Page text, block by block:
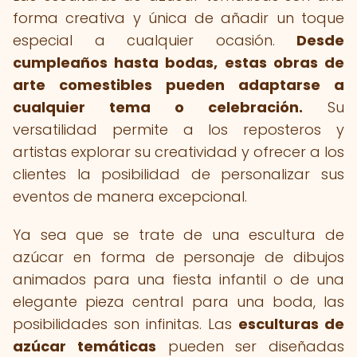
forma creativa y única de añadir un toque
especial a cualquier ocasión. Desde
cumpleaños hasta bodas, estas obras de
arte comestibles pueden adaptarse a
cualquier tema o celebración. Su
versatilidad permite a los reposteros y
artistas explorar su creatividad y ofrecer a los
clientes la posibilidad de personalizar sus
eventos de manera excepcional.
Ya sea que se trate de una escultura de
azúcar en forma de personaje de dibujos
animados para una fiesta infantil o de una
elegante pieza central para una boda, las
posibilidades son infinitas. Las esculturas de
azúcar temáticas pueden ser diseñadas